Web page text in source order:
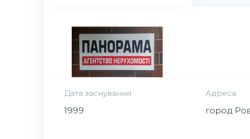
Дата заснування
1999
Адреса
город